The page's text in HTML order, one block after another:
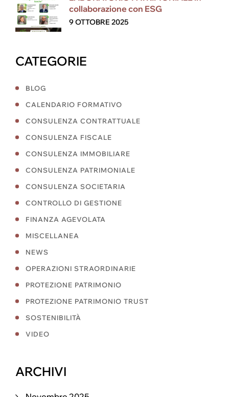
collaborazione con ESG
9 OTTOBRE 2025
CATEGORIE
BLOG
CALENDARIO FORMATIVO
CONSULENZA CONTRATTUALE
CONSULENZA FISCALE
CONSULENZA IMMOBILIARE
CONSULENZA PATRIMONIALE
CONSULENZA SOCIETARIA
CONTROLLO DI GESTIONE
FINANZA AGEVOLATA
MISCELLANEA
NEWS
OPERAZIONI STRAORDINARIE
PROTEZIONE PATRIMONIO
PROTEZIONE PATRIMONIO TRUST
SOSTENIBILITÀ
VIDEO
ARCHIVI